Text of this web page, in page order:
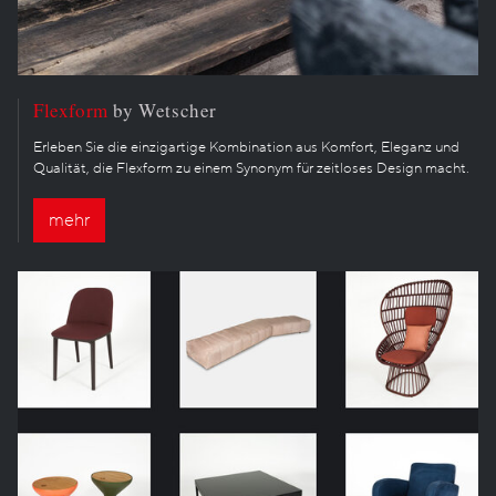
Flexform by Wetscher
Erleben Sie die einzigartige Kombination aus Komfort, Eleganz und
Qualität, die Flexform zu einem Synonym für zeitloses Design macht.
mehr